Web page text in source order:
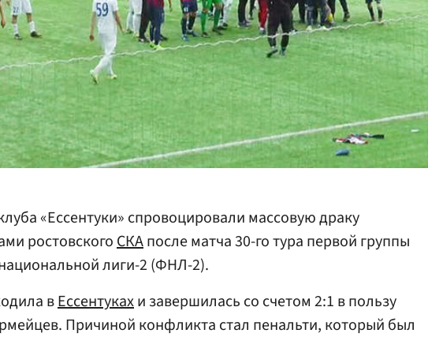
«Ессентуки» спровоцировали массовую драку
ростовскогоСКАпосле матча 30-го тура первой группы
лиги-2 (ФНЛ-2).
вЕссентукахи завершилась со счетом 2:1 в пользу
Причиной конфликта стал пенальти, который был